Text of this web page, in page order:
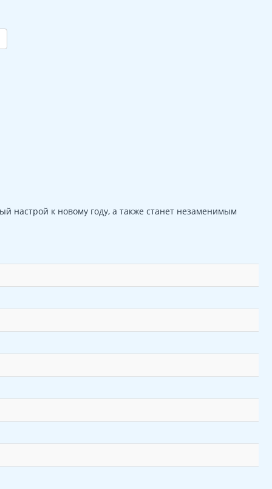
настрой к новому году, а также станет незаменимым